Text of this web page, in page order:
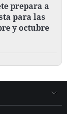
prepara a
para las
y octubre